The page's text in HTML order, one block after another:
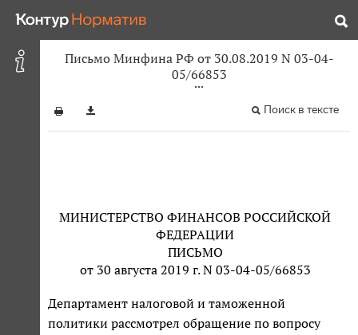
Письмо Минфина РФ от 30.08.2019 N 03-04-
05/66853
Поиск в тексте
МИНИСТЕРСТВО ФИНАНСОВ РОССИЙСКОЙ
ФЕДЕРАЦИИ
ПИСЬМО
от 30 августа 2019 г. N 03-04-05/66853
Департамент налоговой и таможенной
политики рассмотрел обращение по вопросу